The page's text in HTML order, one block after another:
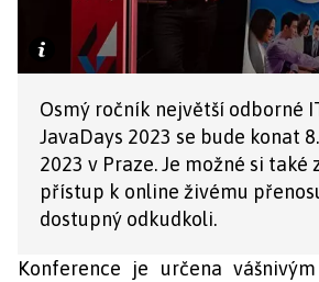
Osmý ročník největší odborné
JavaDays 2023 se bude konat
2023 v Praze. Je možné si také
přístup k online živému
dostupný odkudkoli.
Konference je určena